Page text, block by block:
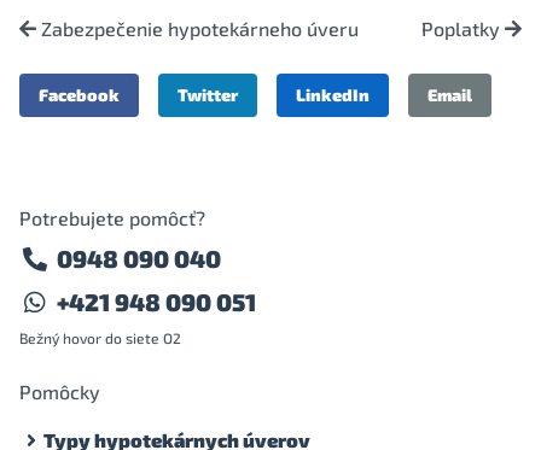
Zabezpečenie hypotekárneho úveru Poplatky
Facebook Twitter LinkedIn Email
Potrebujete pomôcť?
0948 090 040
+421 948 090 051
Bežný hovor do siete O2
Pomôcky
Typy hypotekárnych úverov